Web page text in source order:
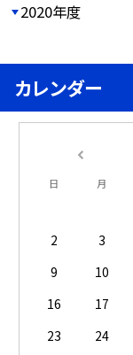
2020年度
カレンダー
日 月
2
3
9
10
16
17
23
24